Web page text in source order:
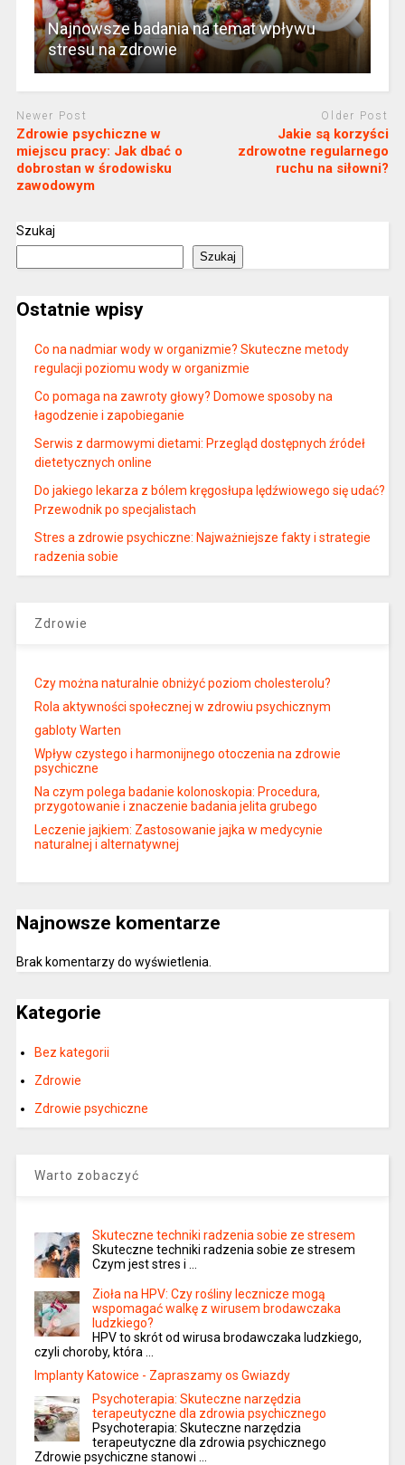
Najnowsze badania na temat wpływu
stresu na zdrowie
Newer Post
Zdrowie psychiczne w
miejscu pracy: Jak dbać o
dobrostan w środowisku
zawodowym
Older Post
Jakie są korzyści
zdrowotne regularnego
ruchu na siłowni?
Szukaj
Szukaj
Ostatnie wpisy
Co na nadmiar wody w organizmie? Skuteczne metody
regulacji poziomu wody w organizmie
Co pomaga na zawroty głowy? Domowe sposoby na
łagodzenie i zapobieganie
Serwis z darmowymi dietami: Przegląd dostępnych źródeł
dietetycznych online
Do jakiego lekarza z bólem kręgosłupa lędźwiowego się udać?
Przewodnik po specjalistach
Stres a zdrowie psychiczne: Najważniejsze fakty i strategie
radzenia sobie
Zdrowie
Czy można naturalnie obniżyć poziom cholesterolu?
Rola aktywności społecznej w zdrowiu psychicznym
gabloty Warten
Wpływ czystego i harmonijnego otoczenia na zdrowie
psychiczne
Na czym polega badanie kolonoskopia: Procedura,
przygotowanie i znaczenie badania jelita grubego
Leczenie jajkiem: Zastosowanie jajka w medycynie
naturalnej i alternatywnej
Najnowsze komentarze
Brak komentarzy do wyświetlenia.
Kategorie
Bez kategorii
Zdrowie
Zdrowie psychiczne
Warto zobaczyć
Skuteczne techniki radzenia sobie ze stresem
Skuteczne techniki radzenia sobie ze stresem
Czym jest stres i …
Zioła na HPV: Czy rośliny lecznicze mogą
wspomagać walkę z wirusem brodawczaka
ludzkiego?
HPV to skrót od wirusa brodawczaka ludzkiego,
czyli choroby, która …
Implanty Katowice - Zapraszamy os Gwiazdy
Psychoterapia: Skuteczne narzędzia
terapeutyczne dla zdrowia psychicznego
Psychoterapia: Skuteczne narzędzia
terapeutyczne dla zdrowia psychicznego
Zdrowie psychiczne stanowi …